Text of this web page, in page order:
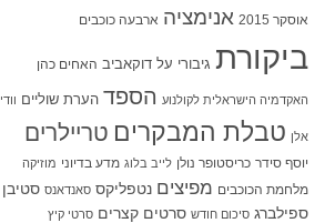
אוסקר 2015 אנימציה ארבעה כוכבים
ביקורת גיבורי על דוקאביב האחים כהן
האקדמיה הישראלית לקולנוע הספד הערת שוליים וודי
אלן טבלת המבקרים טריילרים
יוסף סידר כריסטופר נולן לייב בלוג מדע בדיוני מוזיקה
מלחמת הכוכבים מפיצים נטפליקס סאנדאנס סטיבן
ספילברג סיכום חודש סרטים קצרים סרטי קיץ